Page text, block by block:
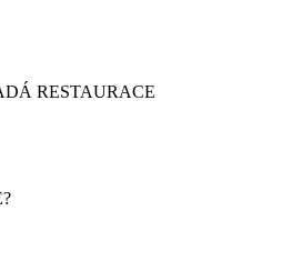
RESTAURACE